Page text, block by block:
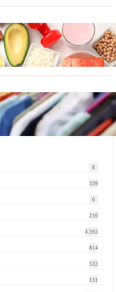
Cinco superalimentos de
sumar a tu dieta este mes
globales se suman a la
de segunda mano premium
8
339
6
210
4.592
814
532
131